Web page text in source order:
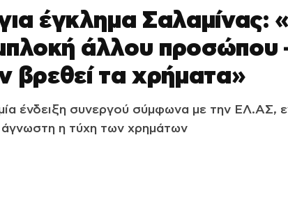
έγκλημα Σαλαμίνας:
άλλου προσώπου
βρεθεί τα χρήματα»
ένδειξη συνεργού σύμφωνα με την ΕΛ.ΑΣ,
άγνωστη η τύχη των χρημάτων